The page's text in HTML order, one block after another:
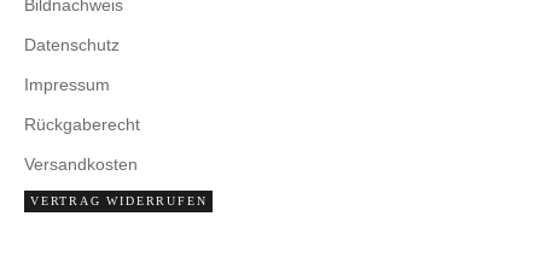
Bildnachweis
Datenschutz
Impressum
Rückgaberecht
Versandkosten
VERTRAG WIDERRUFEN